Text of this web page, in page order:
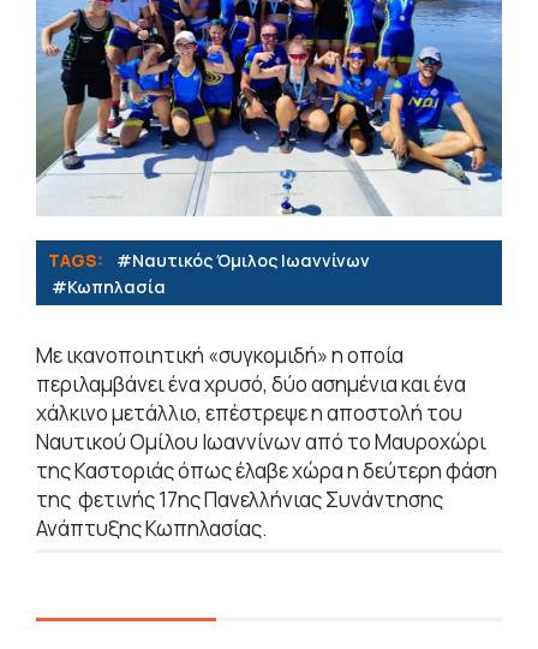
TAGS:
#Ναυτικός Όμιλος Ιωαννίνων
#Κωπηλασία
Με ικανοποιητική «συγκομιδή» η οποία
περιλαμβάνει ένα χρυσό, δύο ασημένια και ένα
χάλκινο μετάλλιο, επέστρεψε η αποστολή του
Ναυτικού Ομίλου Ιωαννίνων από το Μαυροχώρι
της Καστοριάς όπως έλαβε χώρα η δεύτερη φάση
της φετινής 17ης Πανελλήνιας Συνάντησης
Ανάπτυξης Κωπηλασίας.